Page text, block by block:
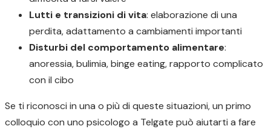
Lutti e transizioni di vita: elaborazione di una
perdita, adattamento a cambiamenti importanti
Disturbi del comportamento alimentare:
anoressia, bulimia, binge eating, rapporto complicato
con il cibo
Se ti riconosci in una o più di queste situazioni, un primo
colloquio con uno psicologo a Telgate può aiutarti a fare